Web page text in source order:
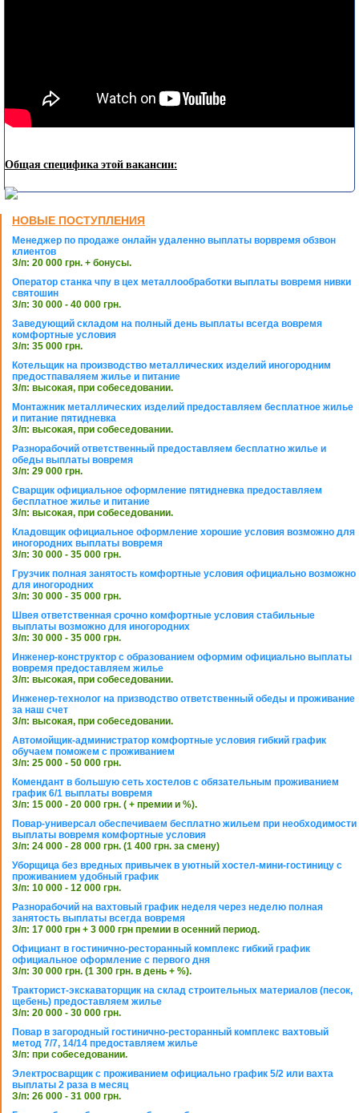
Общая специфика этой вакансии:
НОВЫЕ ПОСТУПЛЕНИЯ
Менеджер по продаже онлайн удаленно выплаты ворвремя обзвон
клиентов
З/п: 20 000 грн. + бонусы.
Оператор станка чпу в цех металлообработки выплаты вовремя нивки
святошин
З/п: 30 000 - 40 000 грн.
Заведующий складом на полный день выплаты всегда вовремя
комфортные условия
З/п: 35 000 грн.
Котельщик на производство металлических изделий иногородним
предостпаваляем жилье и питание
З/п: высокая, при собеседовании.
Монтажник металлических изделий предоставляем бесплатное жилье
и питание пятидневка
З/п: высокая, при собеседовании.
Разнорабочий ответственный предоставляем бесплатно жилье и
обеды выплаты вовремя
З/п: 29 000 грн.
Сварщик официальное оформление пятидневка предоставляем
бесплатное жилье и питание
З/п: высокая, при собеседовании.
Кладовщик официальное оформление хорошие условия возможно для
иногородних выплаты вовремя
З/п: 30 000 - 35 000 грн.
Грузчик полная занятость комфортные условия официально возможно
для иногородних
З/п: 30 000 - 35 000 грн.
Швея ответственная срочно комфортные условия стабильные
выплаты возможно для иногородних
З/п: 30 000 - 35 000 грн.
Инженер-конструктор с образованием оформим официально выплаты
вовремя предоставляем жилье
З/п: высокая, при собеседовании.
Инженер-технолог на призводство ответственный обеды и проживание
за наш счет
З/п: высокая, при собеседовании.
Автомойщик-администратор комфортные условия гибкий график
обучаем поможем с проживанием
З/п: 25 000 - 50 000 грн.
Комендант в большую сеть хостелов с обязательным проживанием
график 6/1 выплаты вовремя
З/п: 15 000 - 20 000 грн. ( + премии и %).
Повар-универсал обеспечиваем бесплатно жильем при необходимости
выплаты вовремя комфортные условия
З/п: 24 000 - 28 000 грн. (1 400 грн. за смену)
Уборщица без вредных привычек в уютный хостел-мини-гостиницу с
проживанием удобный график
З/п: 10 000 - 12 000 грн.
Разнорабочий на вахтовый график неделя через неделю полная
занятость выплаты всегда вовремя
З/п: 17 000 грн + 3 000 грн премии в осенний период.
Официант в гостинично-ресторанный комплекс гибкий график
официальное оформление с первого дня
З/п: 30 000 грн. (1 300 грн. в день + %).
Тракторист-экскаваторщик на склад строительных материалов (песок,
щебень) предоставляем жилье
З/п: 20 000 - 30 000 грн.
Повар в загородный гостинично-ресторанный комплекс вахтовый
метод 7/7, 14/14 предоставляем жилье
З/п: при собеседовании.
Электросварщик с проживанием официально график 5/2 или вахта
выплаты 2 раза в месяц
З/п: 26 000 - 31 000 грн.